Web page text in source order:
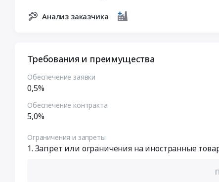
Анализ заказчика
Требования и преимущества
Обеспечение заявки
0,5%
Обеспечение контракта
5,0%
Ограничения и запреты
Запрет или ограничения на иностранные